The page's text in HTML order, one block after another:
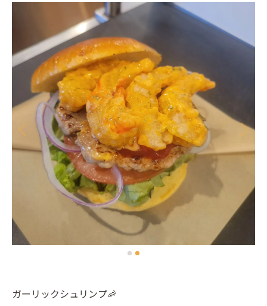
ガーリックシュリンプ🦐